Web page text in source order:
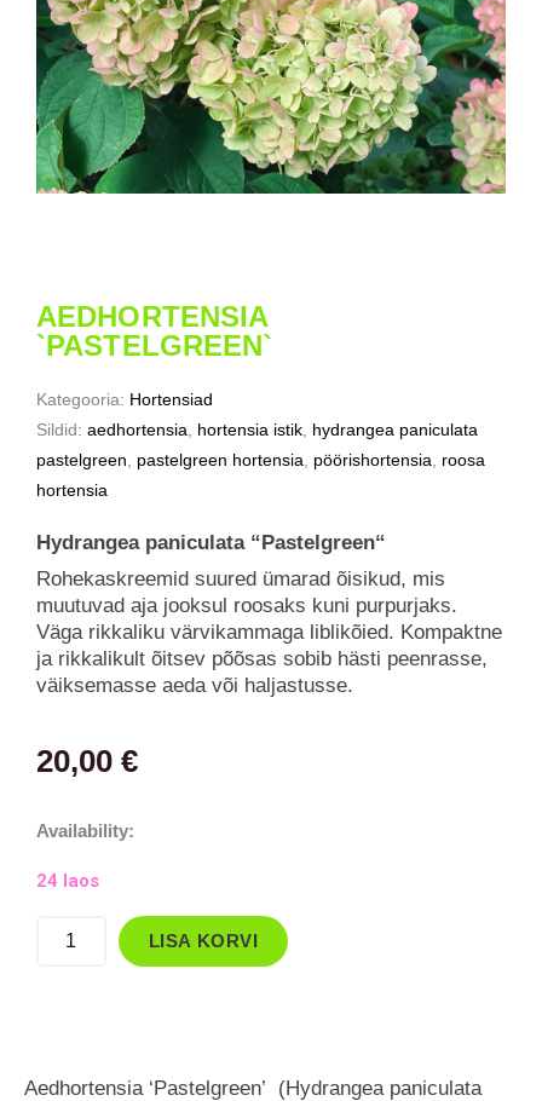
AEDHORTENSIA
`PASTELGREEN`
Kategooria: Hortensiad
Sildid: aedhortensia hortensia istik
hydrangea paniculata
pastelgreen
pastelgreen hortensia pöörishortensia
roosa
hortensia
Hydrangea paniculata “Pastelgreen“
Rohekaskreemid suured ümarad õisikud, mis
muutuvad aja jooksul roosaks kuni purpurjaks.
Väga rikkaliku värvikammaga liblikõied. Kompaktne
ja rikkalikult õitsev põõsas sobib hästi peenrasse,
väiksemasse aeda või haljastusse.
20,00 €
Availability:
24 laos
Aedhortensia
LISA KORVI
Aedhortensia ‘Pastelgreen’ (Hydrangea paniculata